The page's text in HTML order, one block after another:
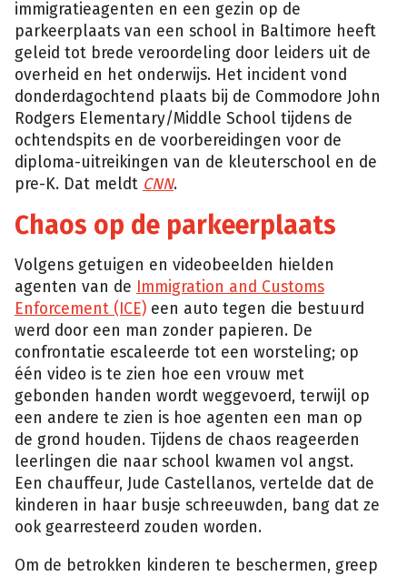
immigratieagenten en een gezin op de
parkeerplaats van een school in Baltimore heeft
geleid tot brede veroordeling door leiders uit de
overheid en het onderwijs. Het incident vond
donderdagochtend plaats bij de Commodore John
Rodgers Elementary/Middle School tijdens de
ochtendspits en de voorbereidingen voor de
diploma-uitreikingen van de kleuterschool en de
pre-K. Dat meldt CNN.
Chaos op de parkeerplaats
Volgens getuigen en videobeelden hielden
agenten van de
Immigration and Customs
Enforcement (ICE) een auto tegen die bestuurd
werd door een man zonder papieren. De
confrontatie escaleerde tot een worsteling; op
één video is te zien hoe een vrouw met
gebonden handen wordt weggevoerd, terwijl op
een andere te zien is hoe agenten een man op
de grond houden. Tijdens de chaos reageerden
leerlingen die naar school kwamen vol angst.
Een chauffeur, Jude Castellanos, vertelde dat de
kinderen in haar busje schreeuwden, bang dat ze
ook gearresteerd zouden worden.
Om de betrokken kinderen te beschermen, greep